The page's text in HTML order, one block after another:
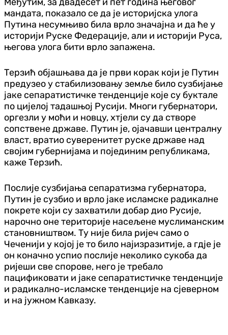
мандата, показало се да је историјска улога
Путина несумњиво била врло значајна и да ће у
историји Руске Федерације, али и историји Руса,
његова улога бити врло запажена.
Терзић објашњава да је први корак који је Путин
предузео у стабилизовању земље било сузбијање
јаке сепаратистичке тенденције које су буктале
по цијелој тадашњој Русији. Многи губернатори,
оргезли у моћи и новцу, хтјели су да створе
сопствене државе. Путин је, ојачавши централну
власт, вратио суверенитет руске државе над
својим губернијама и појединим републикама,
каже Терзић.
Послије сузбијања сепаратизма губернатора,
Путин је сузбио и врло јаке исламске радикалне
покрете који су захватили добар дио Русије,
нарочно оне територије насељене муслиманским
становништвом. Ту није била ријеч само о
Чеченији у којој је то било најизразитије, а гдје је
он коначно успио послије неколико сукоба да
ријеши све спорове, него је требало
пацификовати и јаке сепаратистичке тенденције
и радикално-исламске тенденције на сјеверном
и на јужном Кавказу.